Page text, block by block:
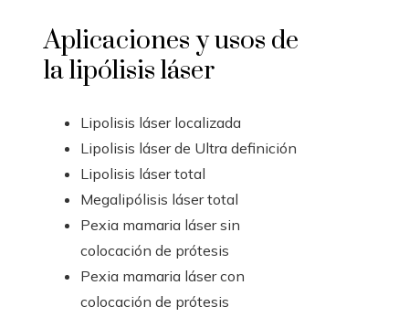
Aplicaciones y usos de
la lipólisis láser
Lipolisis láser localizada
Lipolisis láser de Ultra definición
Lipolisis láser total
Megalipólisis láser total
Pexia mamaria láser sin
colocación de prótesis
Pexia mamaria láser con
colocación de prótesis